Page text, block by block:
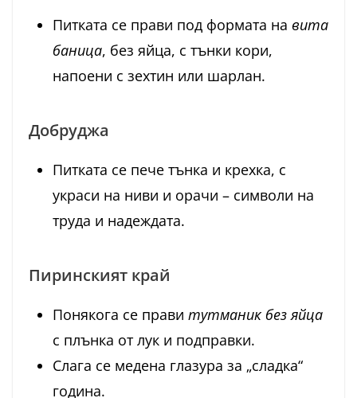
Питката се прави под формата на вита
баница, без яйца, с тънки кори,
напоени с зехтин или шарлан.
Добруджа
Питката се пече тънка и крехка, с
украси на ниви и орачи – символи на
труда и надеждата.
Пиринският край
Понякога се прави тутманик без яйца
с плънка от лук и подправки.
Слага се медена глазура за „сладка“
година.